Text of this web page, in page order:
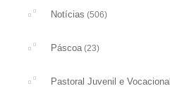
Notícias (506)
Páscoa (23)
Pastoral Juvenil e Vocacional